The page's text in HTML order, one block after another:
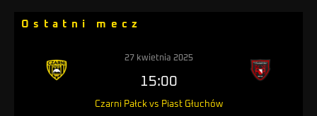
Ostatni mecz
27 kwietnia 2025
15:00
Czarni Pałck vs Piast Głuchów